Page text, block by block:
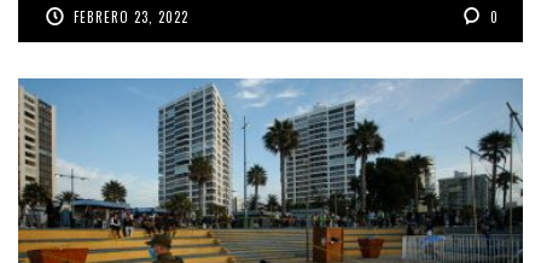
FEBRERO 23, 2022 0